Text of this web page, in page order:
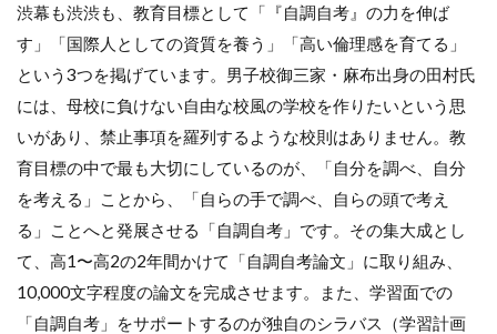
渋幕も渋渋も、教育目標として「『自調自考』の力を伸ば
す」「国際人としての資質を養う」「高い倫理感を育てる」
という3つを掲げています。男子校御三家・麻布出身の田村氏
には、母校に負けない自由な校風の学校を作りたいという思
いがあり、禁止事項を羅列するような校則はありません。教
育目標の中で最も大切にしているのが、「自分を調べ、自分
を考える」ことから、「自らの手で調べ、自らの頭で考え
る」ことへと発展させる「自調自考」です。その集大成とし
て、高1〜高2の2年間かけて「自調自考論文」に取り組み、
10,000文字程度の論文を完成させます。また、学習面での
「自調自考」をサポートするのが独自のシラバス（学習計画